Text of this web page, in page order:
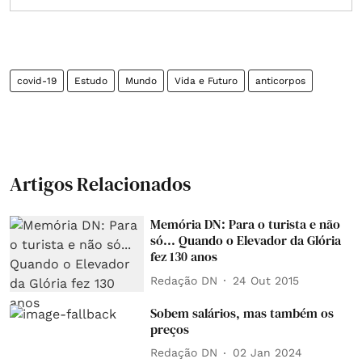
covid-19 Estudo Mundo Vida e Futuro anticorpos
Artigos Relacionados
Memória DN: Para o turista e não
só... Quando o Elevador da Glória
fez 130 anos
Redação DN 24 Out 2015
Sobem salários, mas também os
preços
Redação DN 02 Jan 2024